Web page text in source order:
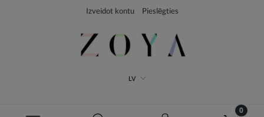
Izveidot kontu Pieslēgties
LV